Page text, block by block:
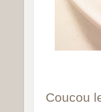
Coucou